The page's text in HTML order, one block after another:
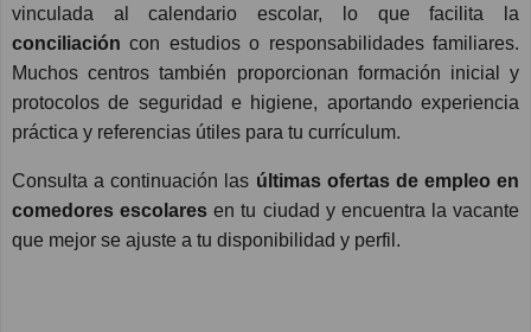
vinculada al calendario escolar, lo que facilita la
conciliación con estudios o responsabilidades familiares.
Muchos centros también proporcionan formación inicial y
protocolos de seguridad e higiene, aportando experiencia
práctica y referencias útiles para tu currículum.
Consulta a continuación las últimas ofertas de empleo en
comedores escolares en tu ciudad y encuentra la vacante
que mejor se ajuste a tu disponibilidad y perfil.